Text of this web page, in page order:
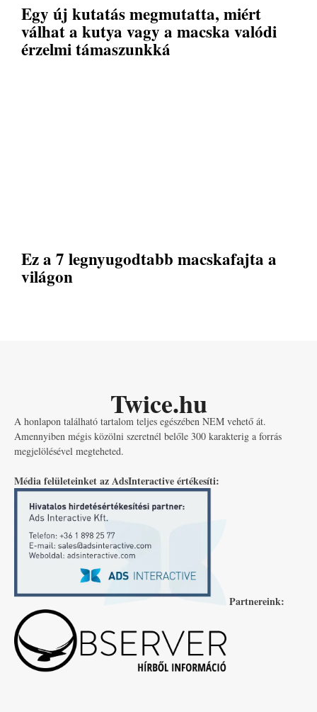
Egy új kutatás megmutatta, miért
válhat a kutya vagy a macska valódi
érzelmi támaszunkká
Ez a 7 legnyugodtabb macskafajta a
világon
Twice.hu
A honlapon található tartalom teljes egészében NEM vehető át.
Amennyiben mégis közölni szeretnél belőle 300 karakterig a forrás
megjelölésével megteheted.
Média felületeinket az AdsInteractive értékesíti:
Partnereink: